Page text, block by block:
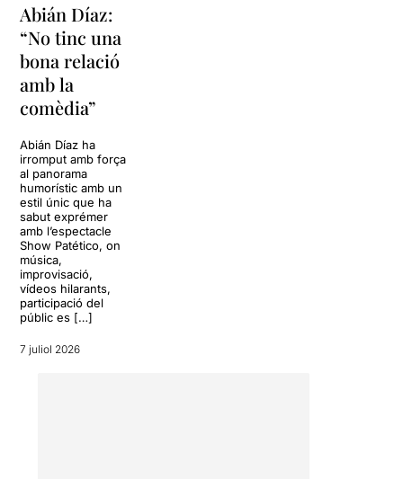
Abián Díaz:
“No tinc una
bona relació
amb la
comèdia”
Abián Díaz ha
irromput amb força
al panorama
humorístic amb un
estil únic que ha
sabut exprémer
amb l’espectacle
Show Patético, on
música,
improvisació,
vídeos hilarants,
participació del
públic es […]
7 juliol 2026